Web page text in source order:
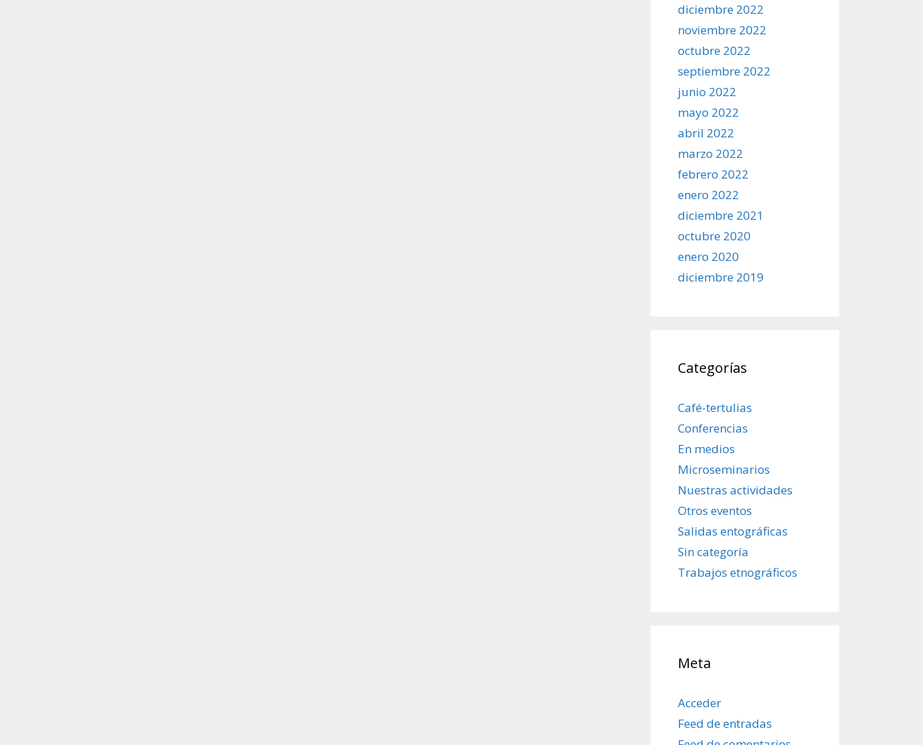
diciembre 2022
noviembre 2022
octubre 2022
septiembre 2022
junio 2022
mayo 2022
abril 2022
marzo 2022
febrero 2022
enero 2022
diciembre 2021
octubre 2020
enero 2020
diciembre 2019
Categorías
Café-tertulias
Conferencias
En medios
Microseminarios
Nuestras actividades
Otros eventos
Salidas entográficas
Sin categoría
Trabajos etnográficos
Meta
Acceder
Feed de entradas